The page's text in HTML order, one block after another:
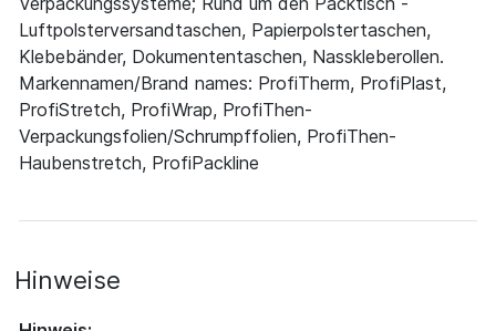
Luftpolsterversandtaschen, Papierpolstertaschen,
Klebebänder, Dokumententaschen, Nasskleberollen.
Markennamen/Brand names: ProfiTherm, ProfiPlast,
ProfiStretch, ProfiWrap, ProfiThen-
Verpackungsfolien/Schrumpffolien, ProfiThen-
Haubenstretch, ProfiPackline
Hinweise